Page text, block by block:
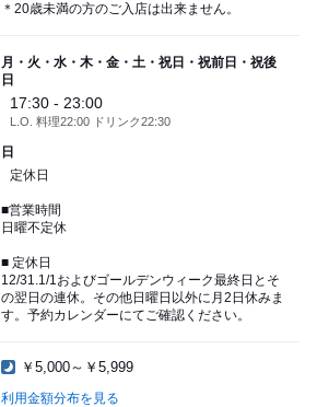
＊20歳未満の方のご入店は出来ません。
月・火・水・木・金・土・祝日・祝前日・祝後
日
17:30 - 23:00
L.O. 料理22:00 ドリンク22:30
日
定休日
■営業時間
日曜不定休
■ 定休日
12/31.1/1およびゴールデンウィーク最終日とそ
の翌日の連休。その他日曜日以外に月2日休みま
す。予約カレンダーにてご確認ください。
￥5,000～￥5,999
利用金額分布を見る